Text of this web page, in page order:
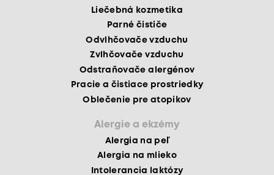
Liečebná kozmetika
Parné čističe
Odvlhčovače vzduchu
Zvlhčovače vzduchu
Odstraňovače alergénov
Pracie a čistiace prostriedky
Oblečenie pre atopikov
Alergie a ekzémy
Alergia na peľ
Alergia na mlieko
Intolerancia laktózy